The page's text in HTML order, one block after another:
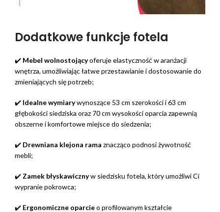
Dodatkowe funkcje fotela
✔️ Mebel wolnostojącyoferuje elastyczność w aranżacji
wnętrza, umożliwiając łatwe przestawianie i dostosowanie do
zmieniających się potrzeb;
✔️ Idealne wymiarywynoszące 53 cm szerokości i 63 cm
głębokości siedziska oraz 70 cm wysokości oparcia zapewnią
obszerne i komfortowe miejsce do siedzenia;
✔️ Drewniana klejona rama znacząco podnosi żywotność
mebli;
✔️ Zamek błyskawicznyw siedzisku fotela, który umożliwi Ci
wypranie pokrowca;
✔️ Ergonomiczne oparcieo profilowanym kształcie